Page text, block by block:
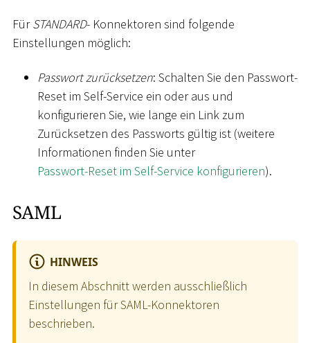
FürSTANDARD- Konnektoren sind folgende
Einstellungen möglich:
Passwort zurücksetzen: Schalten Sie den Passwort-
Reset im Self-Service ein oder aus und
konfigurieren Sie, wie lange ein Link zum
Zurücksetzen des Passworts gültig ist (weitere
Informationen finden Sie unter
Passwort-Reset im Self-Service konfigurieren).
SAML
HINWEIS
In diesem Abschnitt werden ausschließlich
Einstellungen für SAML-Konnektoren
beschrieben.